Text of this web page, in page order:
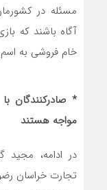
مسئله در
آگاه باشند که
خام فروشی به اسم
* صادرکنندگان
مواجه هستند
در ادامه، مجید
تجارت خراسان